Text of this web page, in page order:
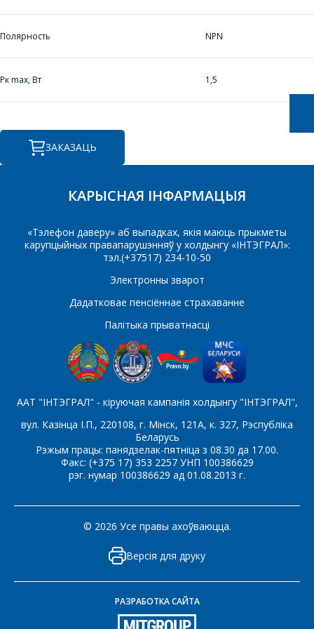
Полярность NPN
Рк max, Вт 1,5
ЗАКАЗАЦЬ
КАРЫСНАЯ ІНФАРМАЦЫЯ
«Тэлефон даверу» аб выпадках, якія маюць прыкметы
карупцыйных правапарушэнняў у холдынгу «ІНТЭГРАЛ»:
тэл.(+37517) 234-10-50
Электронны зварот
Дадатковае пенсіённае страхаванне
Палітыка прыватнасці
ААТ "ІНТЭГРАЛ" - кіруючая кампанія холдынгу "ІНТЭГРАЛ",
вул. Казінца І.П., 220108, г. Мінск, 121А, к. 327, Рэспубліка
Беларусь
Рэжым працы: панядзелак-пятніца з 08.30 да 17.00.
Факс: (+375 17) 353 2257 УНП 100386629
рэг. нумар 100386629 ад 01.08.2013 г.
© 2026 Усе правы ахоўваюцца.
Версія для друку
РАЗРАБОТКА САЙТА
КОШТ ПАСЛУГ І
ПАДРЫХТУЮЦЬ
ІНДЫВІДУАЛЬНАЕ
КАМЕРЦЫЙНАЕ
Ваша імя
Тэлефон*
E-mail
Які цікавіць тавар/паслуга
Паведамленне
СОХРАНИТЬ